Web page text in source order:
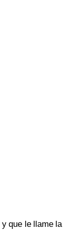
que le llame la